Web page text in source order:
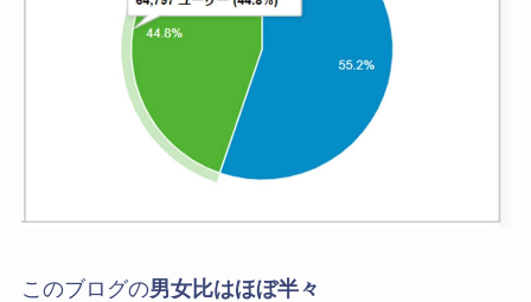
このブログの男女比はほぼ半々